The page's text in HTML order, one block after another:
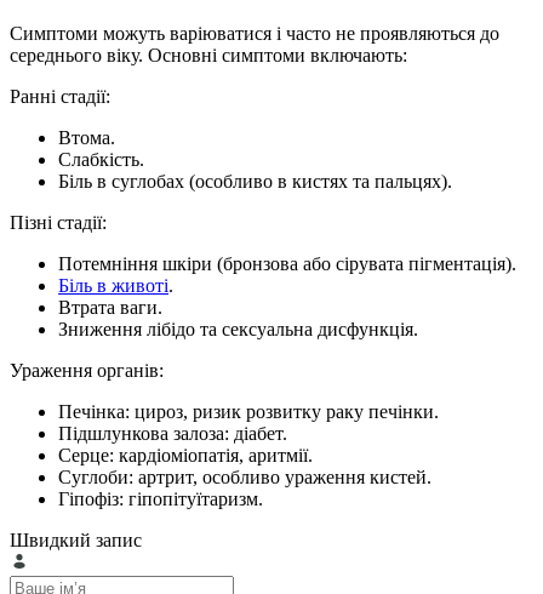
Симптоми можуть варіюватися і часто не проявляються до
середнього віку. Основні симптоми включають:
Ранні стадії:
Втома.
Слабкість.
Біль в суглобах (особливо в кистях та пальцях).
Пізні стадії:
Потемніння шкіри (бронзова або сірувата пігментація).
Біль в животі.
Втрата ваги.
Зниження лібідо та сексуальна дисфункція.
Ураження органів:
Печінка: цироз, ризик розвитку раку печінки.
Підшлункова залоза: діабет.
Серце: кардіоміопатія, аритмії.
Суглоби: артрит, особливо ураження кистей.
Гіпофіз: гіпопітуїтаризм.
Швидкий запис